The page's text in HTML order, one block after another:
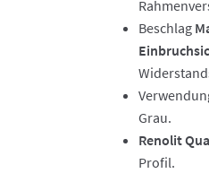
Beschlag
Grau.
Renolit
Profil.